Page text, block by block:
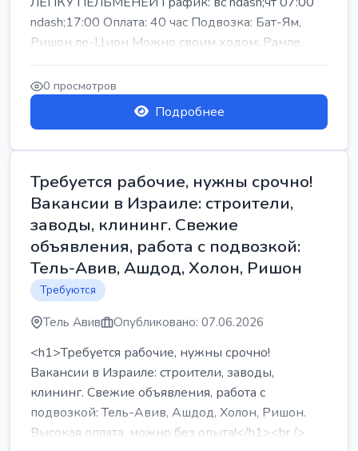
ndash;17:00 Оплата: 40 час Подвозка: Бат-Ям,
Ришон ле-Цион Можно своим ходом: Рамле...
0 просмотров
Подробнее
Требуется рабочие, нужны срочно!
Вакансии в Израиле: строители,
заводы, клининг. Свежие
объявления, работа с подвозкой:
Тель-Авив, Ашдод, Холон, Ришон
Требуются
Тель Авив Опубликовано: 07.06.2026
<h1>Требуется рабочие, нужны срочно!
Вакансии в Израиле: строители, заводы,
клининг. Свежие объявления, работа с
подвозкой: Тель-Авив, Ашдод, Холон, Ришон.
Высокая оплата, можно без опыта!</h1><br />